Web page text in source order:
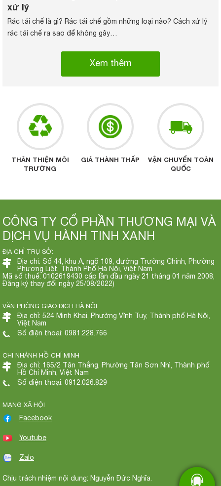
xử lý
Rác tái chế là gì? Rác tái chế gồm những loại nào? Cách xử lý
rác tái chế ra sao để không gây…
Xem thêm
THÂN THIỆN MÔI
TRƯỜNG
GIÁ THÀNH THẤP
VẬN CHUYỂN TOÀN
QUỐC
CÔNG TY CỔ PHẦN THƯƠNG MẠI VÀ
DỊCH VỤ HÀNH TINH XANH
ĐỊA CHỈ TRỤ SỞ:
Địa chỉ: Số 44, khu A, ngõ 109, đường Trường Chinh, Phường
Phương Liệt, Thành Phố Hà Nội, Việt Nam
Mã số thuế: 0102619430 cấp lần đầu ngày 21 tháng 01 năm 2008,
Đăng ký thay đổi ngày 25/08/2022)
VĂN PHÒNG GIAO DỊCH HÀ NỘI
Địa chỉ: 524 Minh Khai, Phường Vĩnh Tuy, Thành phố Hà Nội,
Việt Nam
Số điện thoại: 0981.228.766
CHI NHÁNH HỒ CHÍ MINH
Địa chỉ: 165/2 Tân Thắng, Phường Tân Sơn Nhì, Thành phố
Hồ Chí Minh, Việt Nam
Số điện thoại: 0912.026.829
MẠNG XÃ HỘI
Facebook
Youtube
Zalo
Chịu trách nhiệm nội dung: Nguyễn Đức Nghĩa.